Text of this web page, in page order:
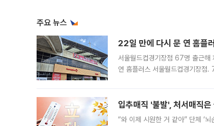
주요 뉴스
22일 만에 다시 문 연 홈플
서울월드컵경기장점 67명 출근
연 홈플러스 서울월드컵경기장점.
입추매직 '불발', 처서매직
“와 이제 시원한 거 같아” 단체 ‘